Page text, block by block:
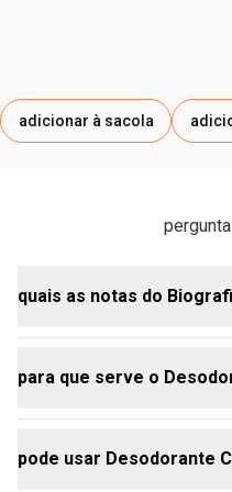
adicionar à sacola
quais as notas do
esta fragrância tem
blend aromático de
para que serve o
os desodorantes
pode usar Desodorante